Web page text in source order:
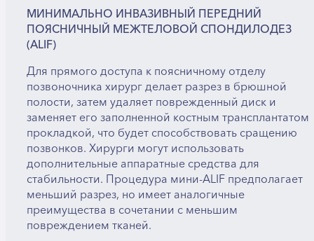
МИНИМАЛЬНО ИНВАЗИВНЫЙ ПЕРЕДНИЙ
ПОЯСНИЧНЫЙ МЕЖТЕЛОВОЙ СПОНДИЛОДЕЗ
(ALIF)
Для прямого доступа к поясничному отделу
позвоночника хирург делает разрез в брюшной
полости, затем удаляет поврежденный диск и
заменяет его заполненной костным трансплантатом
прокладкой, что будет способствовать сращению
позвонков. Хирурги могут использовать
дополнительные аппаратные средства для
стабильности. Процедура мини-ALIF предполагает
меньший разрез, но имеет аналогичные
преимущества в сочетании с меньшим
повреждением тканей.